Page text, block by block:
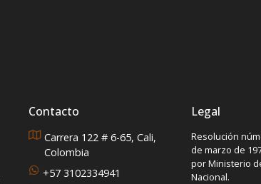
Contacto
Carrera 122 # 6-65, Cali,
Colombia
+57 3102334941
Legal
Resolución
de marzo de
por Ministerio
Nacional.